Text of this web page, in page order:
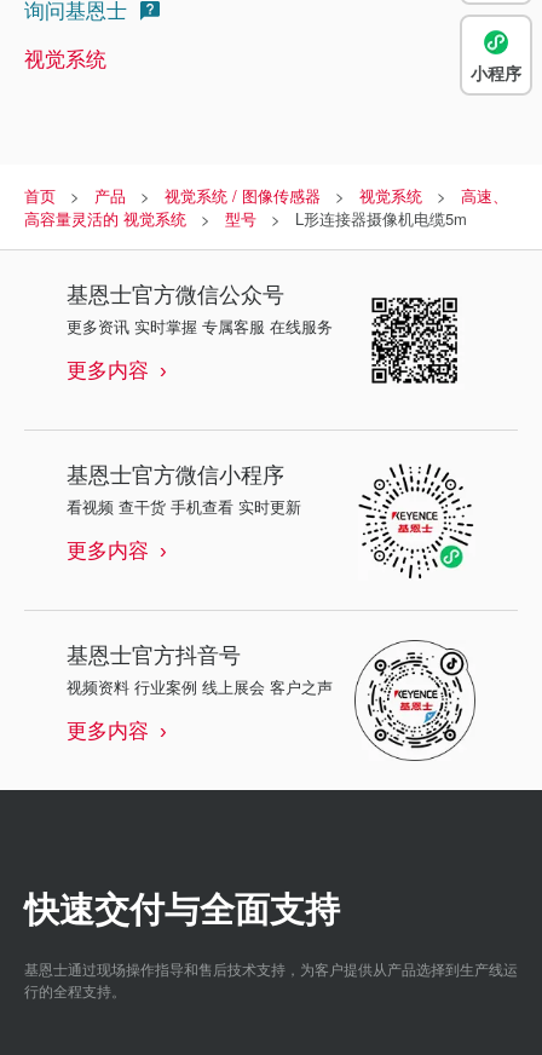
询问基恩士
视觉系统
首页 产品 视觉系统 / 图像传感器 视觉系统
高速、
高容量灵活的 视觉系统
型号 L形连接器摄像机电缆5m
基恩士官方微信公众号
更多资讯 实时掌握 专属客服 在线服务
更多内容
基恩士官方微信小程序
看视频 查干货 手机查看 实时更新
更多内容
基恩士官方抖音号
视频资料 行业案例 线上展会 客户之声
更多内容
快速交付与全面支持
基恩士通过现场操作指导和售后技术支持，为客户提供从产品选择到生产线运
行的全程支持。
小程序